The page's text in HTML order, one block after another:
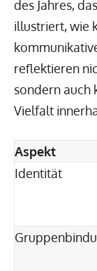
des Jahres,
illustriert, wie
reflektieren
sondern auch
Vielfalt
Aspekt
Identität